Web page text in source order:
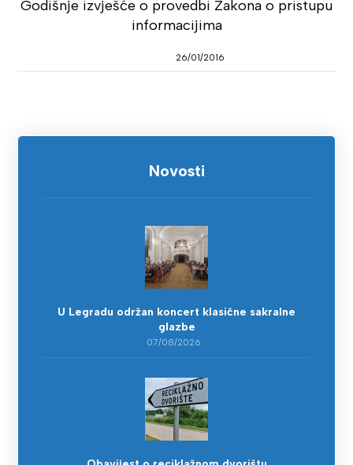
Godišnje izvješće o provedbi Zakona o pristupu
informacijima
26/01/2016
Novosti
U Legradu održan koncert klasične sakralne
glazbe
07/08/2026